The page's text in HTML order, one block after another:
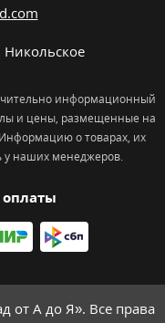
Никольcкое
информационный
и цены, размещенные на
о товарах, их
у наших менеджеров.
от А до Я». Все права